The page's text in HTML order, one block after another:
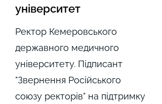
університет
Ректор Кемеровського
державного медичного
університету. Підписант
"Звернення Російського
союзу ректорів" на підтримку